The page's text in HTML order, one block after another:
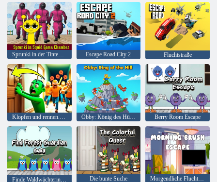
Sprunki in der Tintenfisch-Spielkammer Escape Road City 2 Fluchtstraße
Klopfen und rennen. 100 Türen entkommen Obby: König des Hügels Berry Room Escape
Die bunte Suche Morgendliche Flucht aus dem Busch